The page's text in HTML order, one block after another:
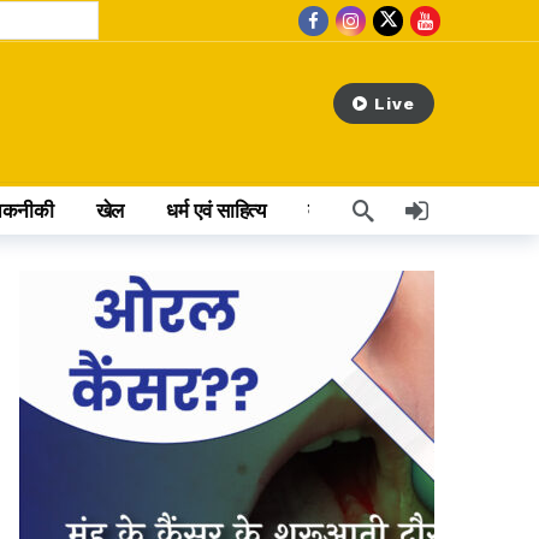
hours ago
Live
खेल धर्म एवं साहित्य वेब स्टोरी अन्य खबर